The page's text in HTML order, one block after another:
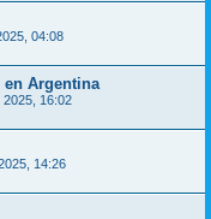
04:08
Argentina
2025, 16:02
14:26